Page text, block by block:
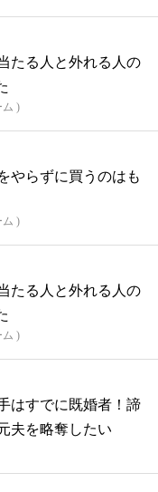
たる人と外れる人の
ム )
やらずに買うのはも
ム )
たる人と外れる人の
ム )
はすでに既婚者！諦
夫を略奪したい